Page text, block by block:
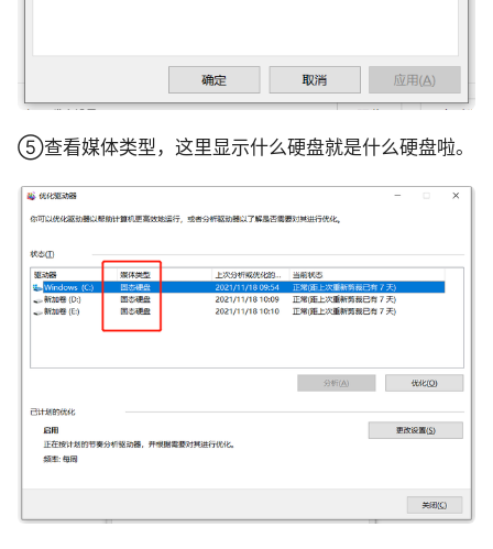
⑤查看媒体类型，这里显示什么硬盘就是什么硬盘啦。